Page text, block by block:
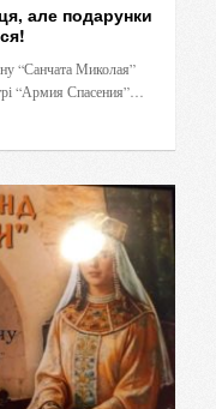
але подарунки
“Санчата Миколая”
“Армия Спасения”…